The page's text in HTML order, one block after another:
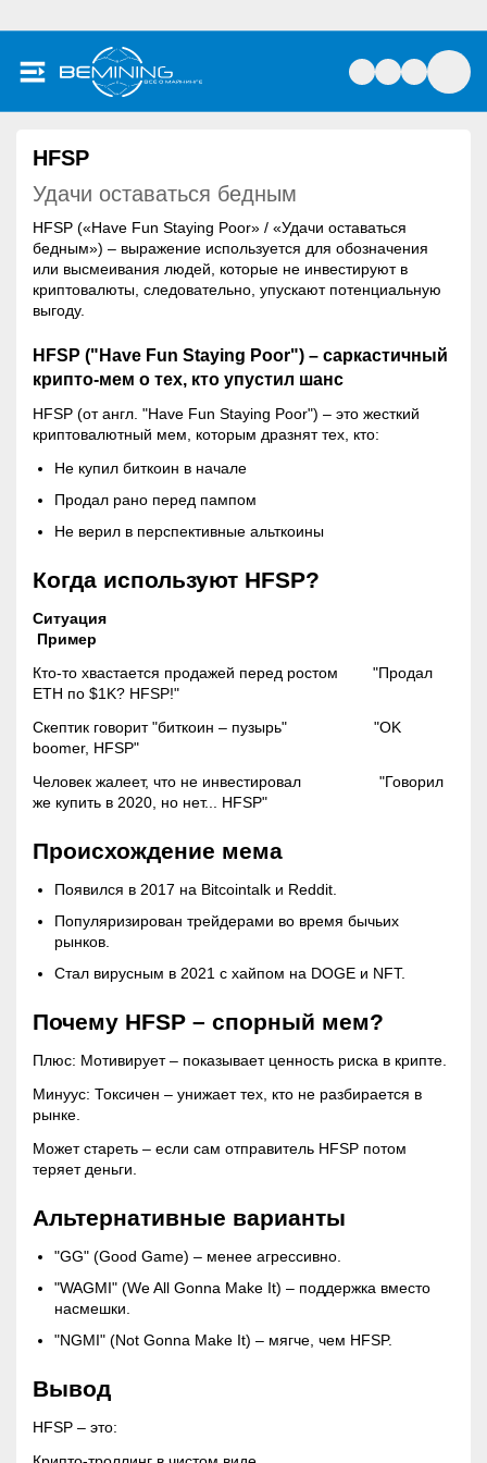
HFSP
Удачи оставаться бедным
HFSP («Have Fun Staying Poor» / «Удачи оставаться
бедным») – выражение используется для обозначения
или высмеивания людей, которые не инвестируют в
криптовалюты, следовательно, упускают потенциальную
выгоду.
HFSP ("Have Fun Staying Poor") – саркастичный
крипто-мем о тех, кто упустил шанс
HFSP (от англ. "Have Fun Staying Poor") – это жесткий
криптовалютный мем, которым дразнят тех, кто:
Не купил биткоин в начале
Продал рано перед пампом
Не верил в перспективные альткоины
Когда используют HFSP?
Ситуация
Пример
Кто-то хвастается продажей перед ростом "Продал
ETH по $1K? HFSP!"
Скептик говорит "биткоин – пузырь" "OK
boomer, HFSP"
Человек жалеет, что не инвестировал "Говорил
же купить в 2020, но нет... HFSP"
Происхождение мема
Появился в 2017 на Bitcointalk и Reddit.
Популяризирован трейдерами во время бычьих
рынков.
Стал вирусным в 2021 с хайпом на DOGE и NFT.
Почему HFSP – спорный мем?
Плюс: Мотивирует – показывает ценность риска в крипте.
Минуус: Токсичен – унижает тех, кто не разбирается в
рынке.
Может стареть – если сам отправитель HFSP потом
теряет деньги.
Альтернативные варианты
"GG" (Good Game) – менее агрессивно.
"WAGMI" (We All Gonna Make It) – поддержка вместо
насмешки.
"NGMI" (Not Gonna Make It) – мягче, чем HFSP.
Вывод
HFSP – это: